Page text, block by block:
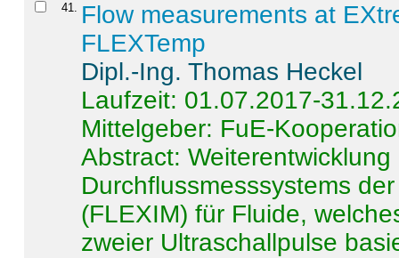
41. Flow measurements at
FLEXTemp
Dipl.-Ing. Thomas Heckel
Laufzeit: 01.07.2017-
Mittelgeber: FuE-
Abstract:
Durchflussmesssystems
(FLEXIM) für Fluide,
zweier Ultraschallpulse